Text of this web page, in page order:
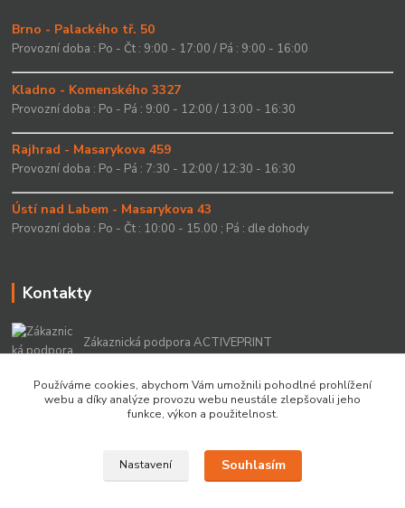
Brno - Palackého tř. 50
Provozní doba : Po - Čt : 9:00 - 17:00 / Pá : 9:00 - 16:00
Kladno - Komenského 3327
Provozní doba : Po - Pá : 9:00 - 12:00 / 13:00 - 16:30
Rajhrad - Masarykova 459
Provozní doba : Po - Pá : 7:30 - 12:00 / 12:30 - 16:30
Ústí nad Labem - Masarykova 43
Provozní doba : Po - Čt : 10:00 - 15.00 ; Pá : dle dohody
Kontakty
Zákaznická podpora ACTIVEPRINT
+420 549 213 756
info@activeprint.cz
Používáme cookies, abychom Vám umožnili pohodlné prohlížení
webu a díky analýze provozu webu neustále zlepšovali jeho
funkce, výkon a použitelnost.
Nastavení Souhlasím